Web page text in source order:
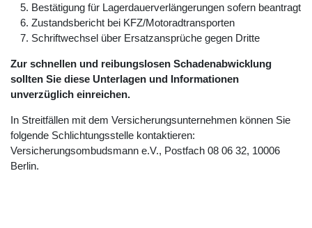
Bestätigung für Lagerdauerverlängerungen sofern beantragt
Zustandsbericht bei KFZ/Motoradtransporten
Schriftwechsel über Ersatzansprüche gegen Dritte
Zur schnellen und reibungslosen Schadenabwicklung
sollten Sie diese Unterlagen und Informationen
unverzüglich einreichen.
In Streitfällen mit dem Versicherungsunternehmen können Sie
folgende Schlichtungsstelle kontaktieren:
Versicherungsombudsmann e.V., Postfach 08 06 32, 10006
Berlin.